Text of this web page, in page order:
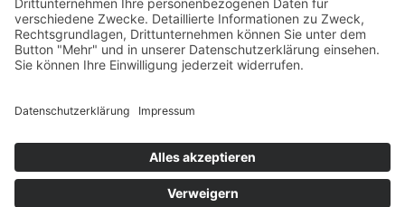
Vertrag widerrufen